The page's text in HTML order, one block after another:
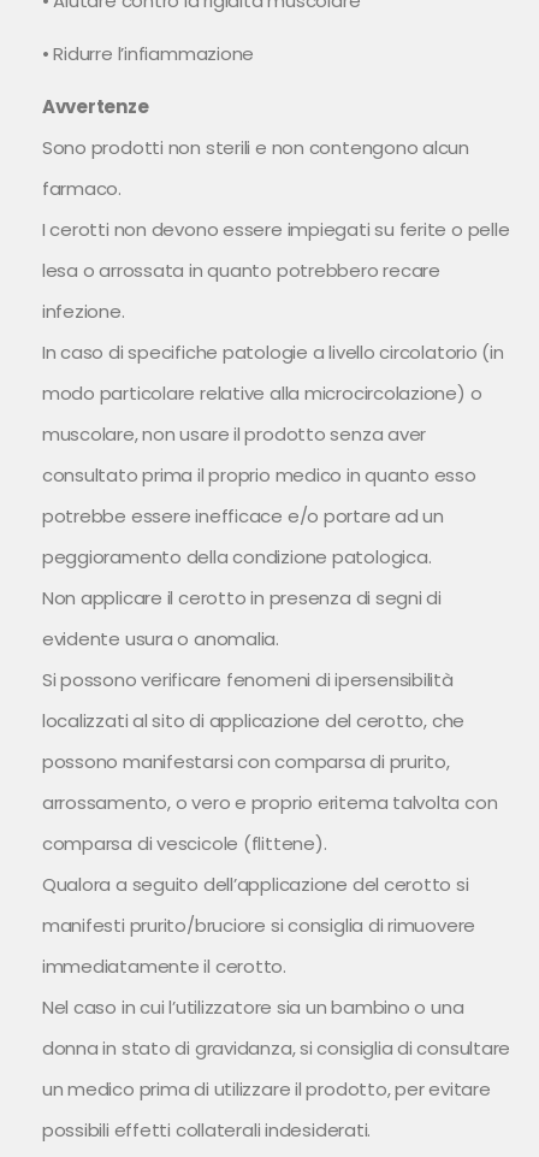
• Ridurre l’infiammazione
Avvertenze
Sono prodotti non sterili e non contengono alcun
farmaco.
I cerotti non devono essere impiegati su ferite o pelle
lesa o arrossata in quanto potrebbero recare
infezione.
In caso di specifiche patologie a livello circolatorio (in
modo particolare relative alla microcircolazione) o
muscolare, non usare il prodotto senza aver
consultato prima il proprio medico in quanto esso
potrebbe essere inefficace e/o portare ad un
peggioramento della condizione patologica.
Non applicare il cerotto in presenza di segni di
evidente usura o anomalia.
Si possono verificare fenomeni di ipersensibilità
localizzati al sito di applicazione del cerotto, che
possono manifestarsi con comparsa di prurito,
arrossamento, o vero e proprio eritema talvolta con
comparsa di vescicole (flittene).
Qualora a seguito dell’applicazione del cerotto si
manifesti prurito/bruciore si consiglia di rimuovere
immediatamente il cerotto.
Nel caso in cui l’utilizzatore sia un bambino o una
donna in stato di gravidanza, si consiglia di consultare
un medico prima di utilizzare il prodotto, per evitare
possibili effetti collaterali indesiderati.